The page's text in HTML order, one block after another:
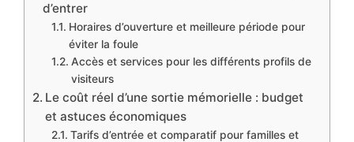
d’entrer
Horaires d’ouverture et meilleure période pour
éviter la foule
Accès et services pour les différents profils de
visiteurs
Le coût réel d’une sortie mémorielle : budget
et astuces économiques
Tarifs d’entrée et comparatif pour familles et